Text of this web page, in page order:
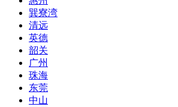
巽寮湾
清远
英德
韶关
广州
珠海
东莞
中山